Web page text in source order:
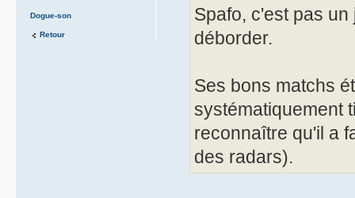
Spafo, c'est pas
déborder.
Ses bons matchs
systématiquement
reconnaître qu'il a
des radars).
Dogue-son
Retour